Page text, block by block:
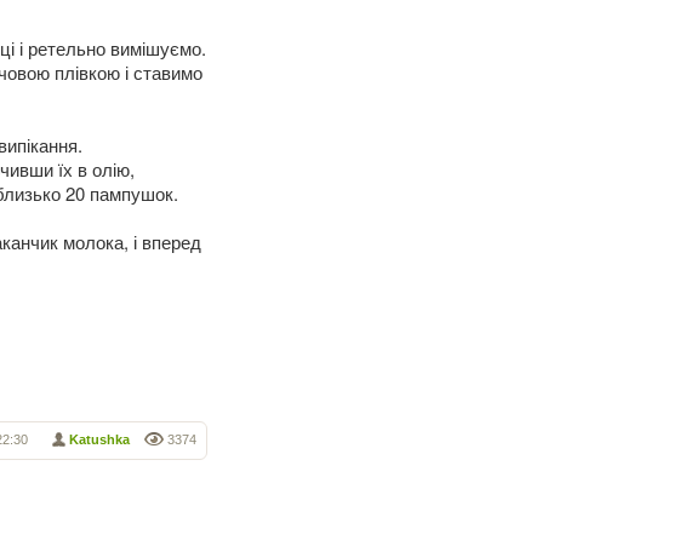
і ретельно вимішуємо.
плівкою і ставимо
їх в олію,
20 пампушок.
молока, і вперед
3374
Katushka